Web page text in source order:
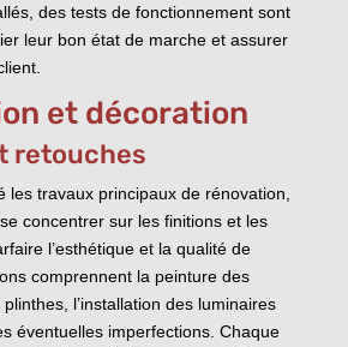
des tests de fonctionnement sont
leur bon état de marche et assurer
et décoration
retouches
les travaux principaux de rénovation,
concentrer sur les finitions et les
l’esthétique et la qualité de
comprennent la peinture des
l’installation des luminaires
éventuelles imperfections. Chaque